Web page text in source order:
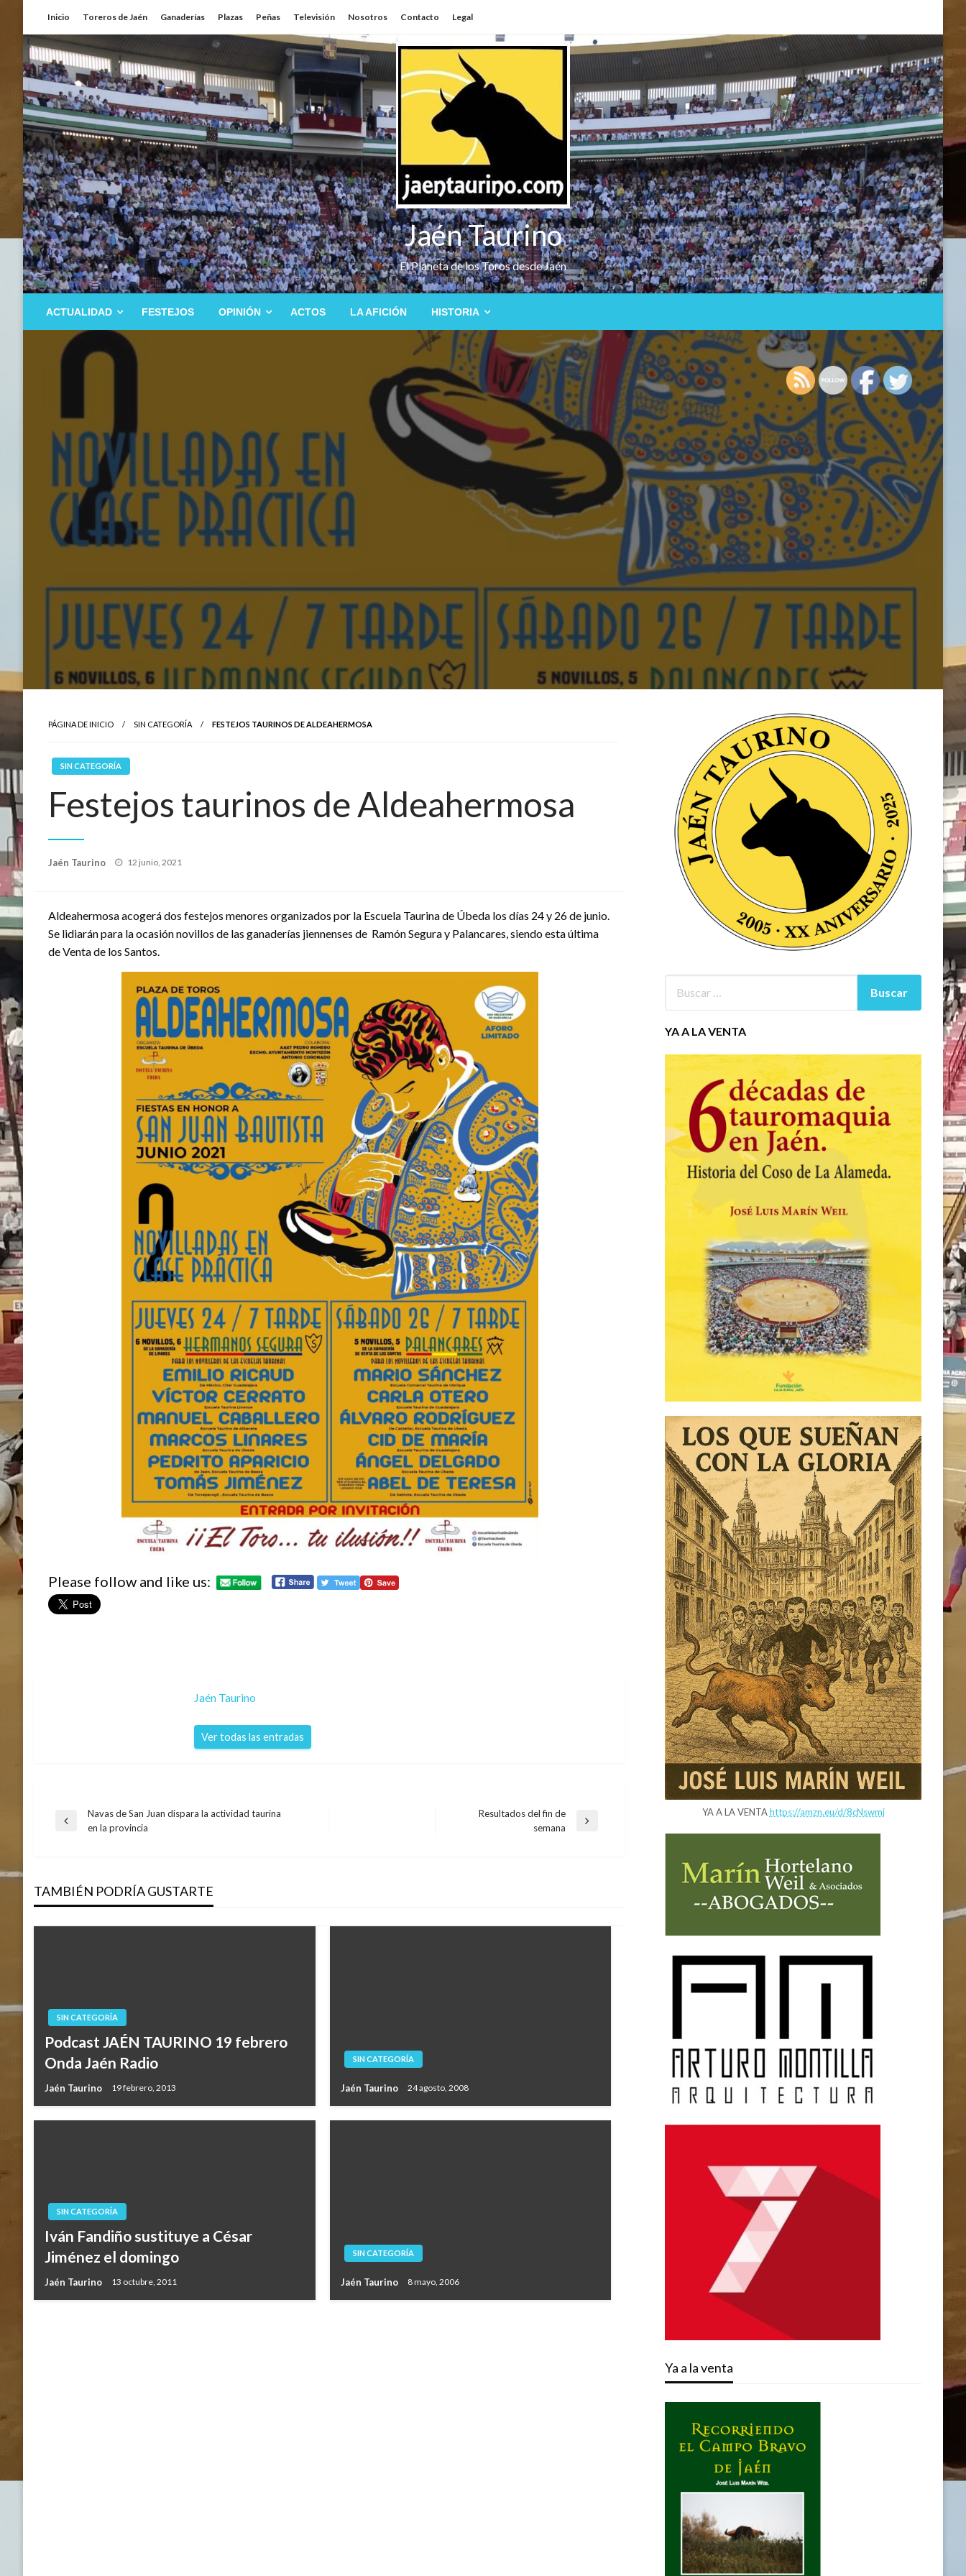
contenido
Inicio Toreros de Jaén Ganaderías Plazas Peñas Televisión Nosotros Contacto Legal
Jaén Taurino
El Planeta de los Toros desde Jaén
ACTUALIDAD FESTEJOS OPINIÓN ACTOS LA AFICIÓN HISTORIA
PÁGINA DE INICIO SIN CATEGORÍA FESTEJOS TAURINOS DE ALDEAHERMOSA
SIN CATEGORÍA
Festejos taurinos de Aldeahermosa
Jaén Taurino
Publicado
12 junio, 2021
Aldeahermosa acogerá dos festejos menores organizados por la Escuela Taurina de Úbeda los días 24 y 26 de junio.
Se lidiarán para la ocasión novillos de las ganaderías jiennenses de Ramón Segura y Palancares, siendo esta última
de Venta de los Santos.
Please follow and like us:
Jaén Taurino
Ver todas las entradas
Navegación
entradas
Entrada
Navas de San Juan dispara la actividad taurina
en la provincia
Resultados del fin de
semana
TAMBIÉN PODRÍA GUSTARTE
SIN CATEGORÍA
Podcast JAÉN TAURINO 19 febrero
Onda Jaén Radio
Jaén Taurino 19 febrero, 2013
SIN CATEGORÍA
Jaén Taurino 24 agosto, 2008
SIN CATEGORÍA
Iván Fandiño sustituye a César
Jiménez el domingo
Jaén Taurino 13 octubre, 2011
SIN CATEGORÍA
Jaén Taurino 8 mayo, 2006
YA A LA VENTA
YA A LA VENTAhttps://amzn.eu/d/8cNswmj
Ya a la venta